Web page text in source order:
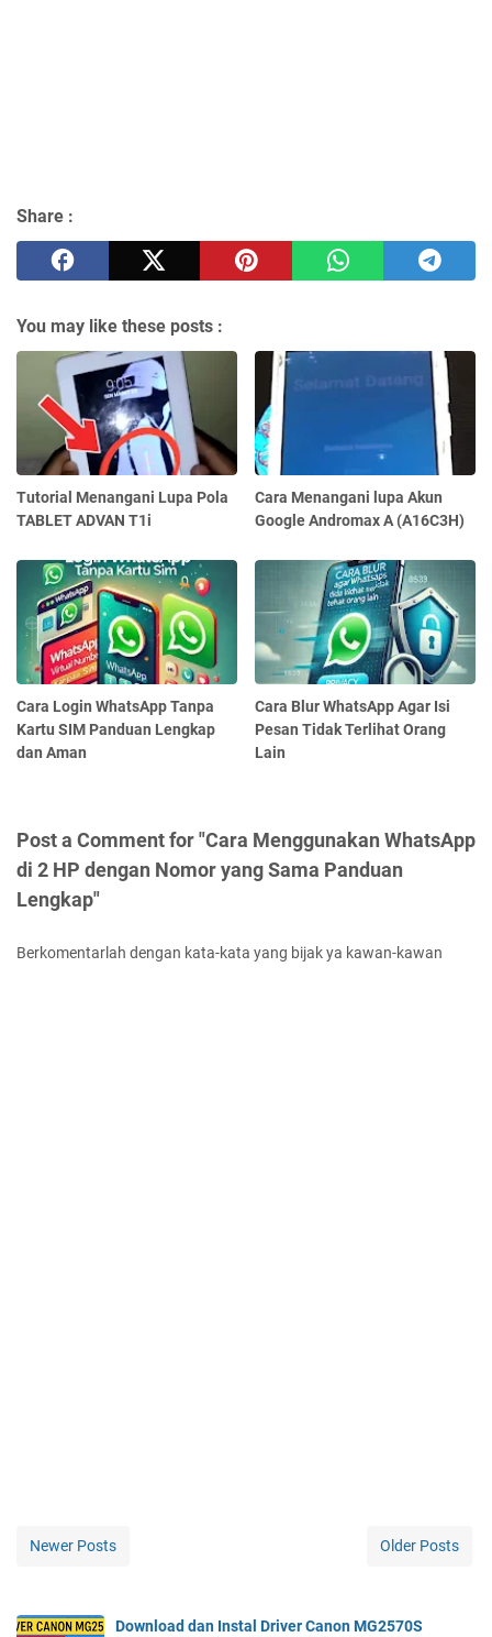
Share :
You may like these posts :
Tutorial Menangani Lupa Pola
TABLET ADVAN T1i
Cara Menangani lupa Akun
Google Andromax A (A16C3H)
Cara Login WhatsApp Tanpa
Kartu SIM Panduan Lengkap
dan Aman
Cara Blur WhatsApp Agar Isi
Pesan Tidak Terlihat Orang
Lain
Post a Comment for "Cara Menggunakan WhatsApp
di 2 HP dengan Nomor yang Sama Panduan
Lengkap"
Berkomentarlah dengan kata-kata yang bijak ya kawan-kawan
Newer Posts Older Posts
Download dan Instal Driver Canon MG2570S